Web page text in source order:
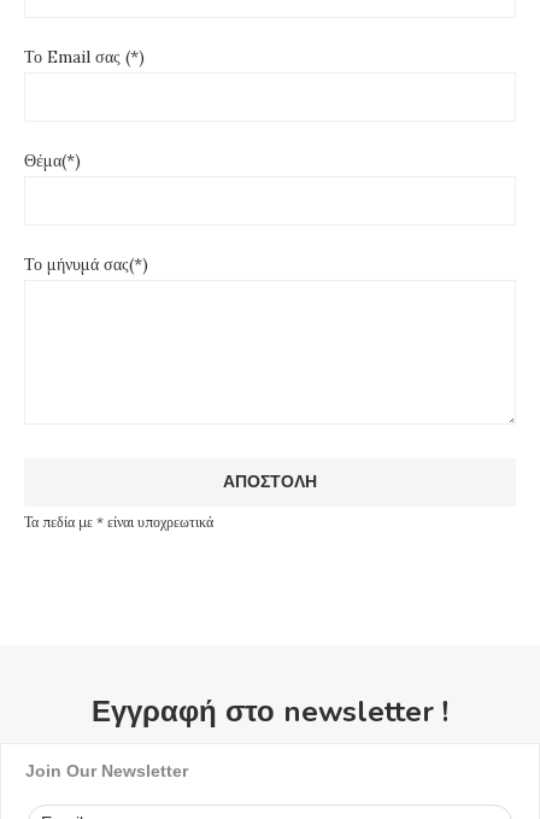
Το Email σας (*)
Θέμα(*)
Το μήνυμά σας(*)
Τα πεδία με * είναι υποχρεωτικά
Εγγραφή στο newsletter !
Join Our Newsletter